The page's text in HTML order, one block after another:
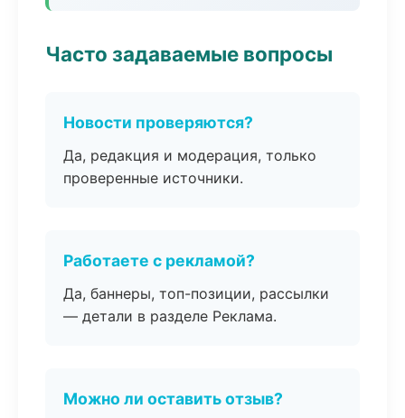
Часто задаваемые вопросы
Новости проверяются?
Да, редакция и модерация, только
проверенные источники.
Работаете с рекламой?
Да, баннеры, топ-позиции, рассылки
— детали в разделе Реклама.
Можно ли оставить отзыв?